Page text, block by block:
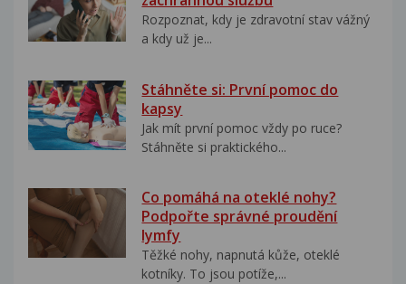
Rozpoznat, kdy je zdravotní stav vážný
a kdy už je...
Stáhněte si: První pomoc do
kapsy
Jak mít první pomoc vždy po ruce?
Stáhněte si praktického...
Co pomáhá na oteklé nohy?
Podpořte správné proudění
lymfy
Těžké nohy, napnutá kůže, oteklé
kotníky. To jsou potíže,...